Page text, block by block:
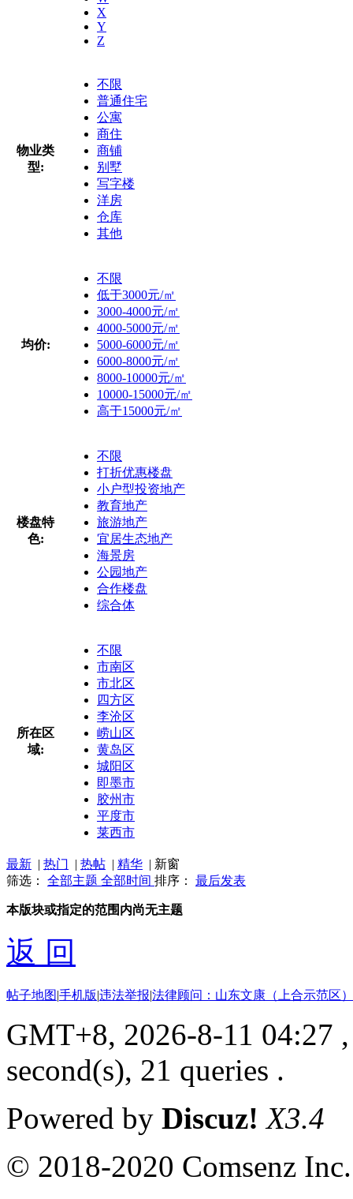
X
Y
Z
物业类
型:
不限
普通住宅
公寓
商住
商铺
别墅
写字楼
洋房
仓库
其他
均价:
不限
低于3000元/㎡
3000-4000元/㎡
4000-5000元/㎡
5000-6000元/㎡
6000-8000元/㎡
8000-10000元/㎡
10000-15000元/㎡
高于15000元/㎡
楼盘特
色:
不限
打折优惠楼盘
小户型投资地产
教育地产
旅游地产
宜居生态地产
海景房
公园地产
合作楼盘
综合体
所在区
域:
不限
市南区
市北区
四方区
李沧区
崂山区
黄岛区
城阳区
即墨市
胶州市
平度市
莱西市
最新 | 热门 | 热帖 | 精华 | 新窗
筛选： 全部主题 全部时间 排序： 最后发表
本版块或指定的范围内尚无主题
返 回
帖子地图|手机版|违法举报|法律顾问：山东文康（上合示范区
GMT+8, 2026-8-11 04:27
second(s), 21 queries .
Powered by Discuz! X3.4
© 2018-2020 Comsenz Inc.